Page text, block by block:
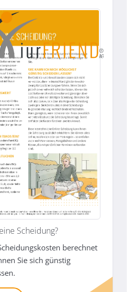
Scheidung?
berechnet
Sie sich günstig